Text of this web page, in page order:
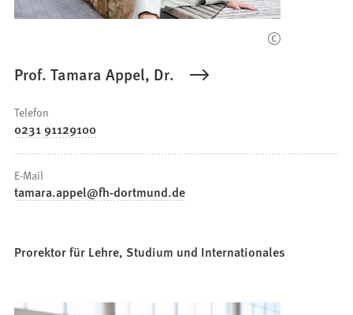
Prof. Tamara Appel, Dr.
Telefon
0231 91129100
E-Mail
tamara.appel fh-dortmund de
Prorektor für Lehre, Studium und Internationales